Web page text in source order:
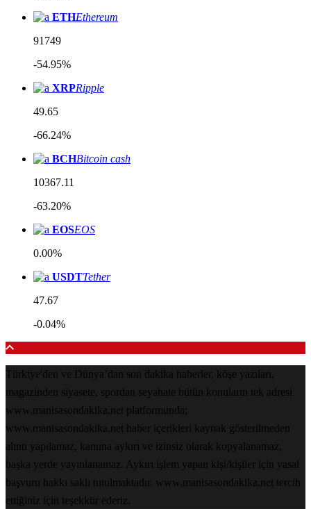
ETHEthereum
91749
-54.95%
XRPRipple
49.65
-66.24%
BCHBitcoin cash
10367.11
-63.20%
EOSEOS
0.00%
USDTTether
47.67
-0.04%
Türkiye'den ve Dünya’dan son dakika haberler, köşe yazıları,
magazinden siyasete, spordan seyahate bütün konuların tek adresi
www.manisasondakika.net platformunda;
www.manisasondakika.net haber içerikleri kaynak gösterilmeden
alıntı yapılamaz, kanuna aykırı ve izinsiz olarak kopyalanamaz,
başka yerde yayınlanamaz. Aykırı işlem yapan kişi/kişiler için yasal
başvuru hakkı saklı tutulmaktadır. www.manisasondakika.net tercih
ettiğiniz için teşekkür ederiz.